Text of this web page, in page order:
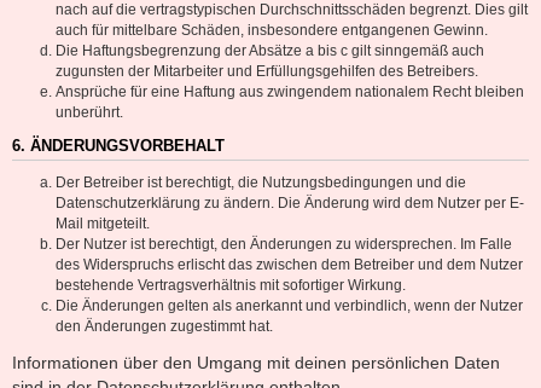
nach auf die vertragstypischen Durchschnittsschäden begrenzt. Dies gilt
auch für mittelbare Schäden, insbesondere entgangenen Gewinn.
Die Haftungsbegrenzung der Absätze a bis c gilt sinngemäß auch
zugunsten der Mitarbeiter und Erfüllungsgehilfen des Betreibers.
Ansprüche für eine Haftung aus zwingendem nationalem Recht bleiben
unberührt.
6. ÄNDERUNGSVORBEHALT
Der Betreiber ist berechtigt, die Nutzungsbedingungen und die
Datenschutzerklärung zu ändern. Die Änderung wird dem Nutzer per E-
Mail mitgeteilt.
Der Nutzer ist berechtigt, den Änderungen zu widersprechen. Im Falle
des Widerspruchs erlischt das zwischen dem Betreiber und dem Nutzer
bestehende Vertragsverhältnis mit sofortiger Wirkung.
Die Änderungen gelten als anerkannt und verbindlich, wenn der Nutzer
den Änderungen zugestimmt hat.
Informationen über den Umgang mit deinen persönlichen Daten